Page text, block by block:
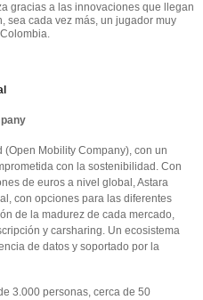
gracias a las innovaciones que llegan
sea cada vez más, un jugador muy
Mobility Company), con un
con la sostenibilidad. Con
de euros a nivel global, Astara
con opciones para las diferentes
de la madurez de cada mercado,
y carsharing. Un ecosistema
de datos y soportado por la
3.000 personas, cerca de 50